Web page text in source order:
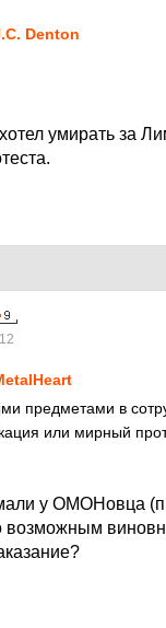
Denton
умирать за
предметами в
или мирный
у ОМОНовца
возможным